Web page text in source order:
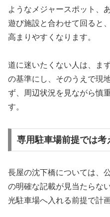
ようなメジャースポット、
遊び施設と合わせて回ると
高まりやすくなります。
道に迷いたくない人は、ま
の基準にし、そのうえで現
ず、周辺状況を見ながら慎
す。
専用駐車場前提では考
長屋の沈下橋については、
の明確な記載が見当たらな
光駐車場へ入れる前提で計